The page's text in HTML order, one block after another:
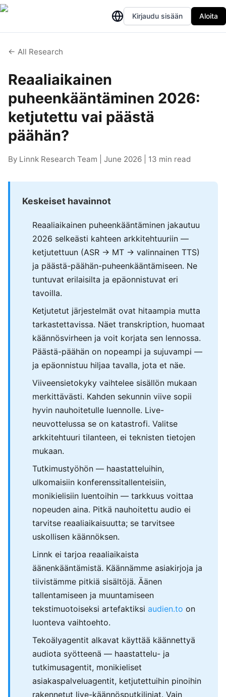
Kirjaudu sisään Aloita
← All Research
Reaaliaikainen
puheenkääntäminen 2026:
ketjutettu vai päästä
päähän?
By Linnk Research Team | June 2026 | 13 min read
Keskeiset havainnot
Reaaliaikainen puheenkääntäminen jakautuu
2026 selkeästi kahteen arkkitehtuuriin —
ketjutettuun (ASR → MT → valinnainen TTS)
ja päästä-päähän-puheenkääntämiseen. Ne
tuntuvat erilaisilta ja epäonnistuvat eri
tavoilla.
Ketjutetut järjestelmät ovat hitaampia mutta
tarkastettavissa. Näet transkription, huomaat
käännösvirheen ja voit korjata sen lennossa.
Päästä-päähän on nopeampi ja sujuvampi —
ja epäonnistuu hiljaa tavalla, jota et näe.
Viiveensietokyky vaihtelee sisällön mukaan
merkittävästi. Kahden sekunnin viive sopii
hyvin nauhoitetulle luennolle. Live-
neuvottelussa se on katastrofi. Valitse
arkkitehtuuri tilanteen, ei teknisten tietojen
mukaan.
Tutkimustyöhön — haastatteluihin,
ulkomaisiin konferenssitallenteisiin,
monikielisiin luentoihin — tarkkuus voittaa
nopeuden aina. Pitkä nauhoitettu audio ei
tarvitse reaaliaikaisuutta; se tarvitsee
uskollisen käännöksen.
Linnk ei tarjoa reaaliaikaista
äänenkääntämistä. Käännämme asiakirjoja ja
tiivistämme pitkiä sisältöjä. Äänen
tallentamiseen ja muuntamiseen
tekstimuotoiseksi artefaktiksi audien.to on
luonteva vaihtoehto.
Tekoälyagentit alkavat käyttää käännettyä
audiota syötteenä — haastattelu- ja
tutkimusagentit, monikieliset
asiakaspalveluagentit, ketjutettuihin pinoihin
rakennetut live-käännösputkilinjat. Vain